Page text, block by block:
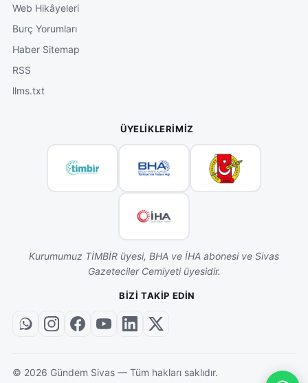
Web Hikâyeleri
Burç Yorumları
Haber Sitemap
RSS
llms.txt
ÜYELIKLERIMIZ
Kurumumuz TİMBİR üyesi, BHA ve İHA abonesi ve Sivas
Gazeteciler Cemiyeti üyesidir.
BIZI TAKIP EDIN
© 2026 Gündem Sivas — Tüm hakları saklıdır.